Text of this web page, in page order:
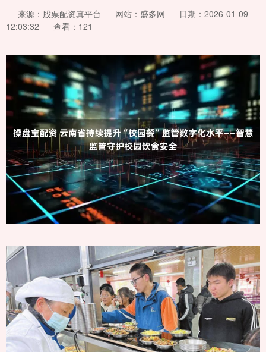
来源：股票配资真平台 网站：盛多网
日期：2026-01-09
12:03:32
查看：121